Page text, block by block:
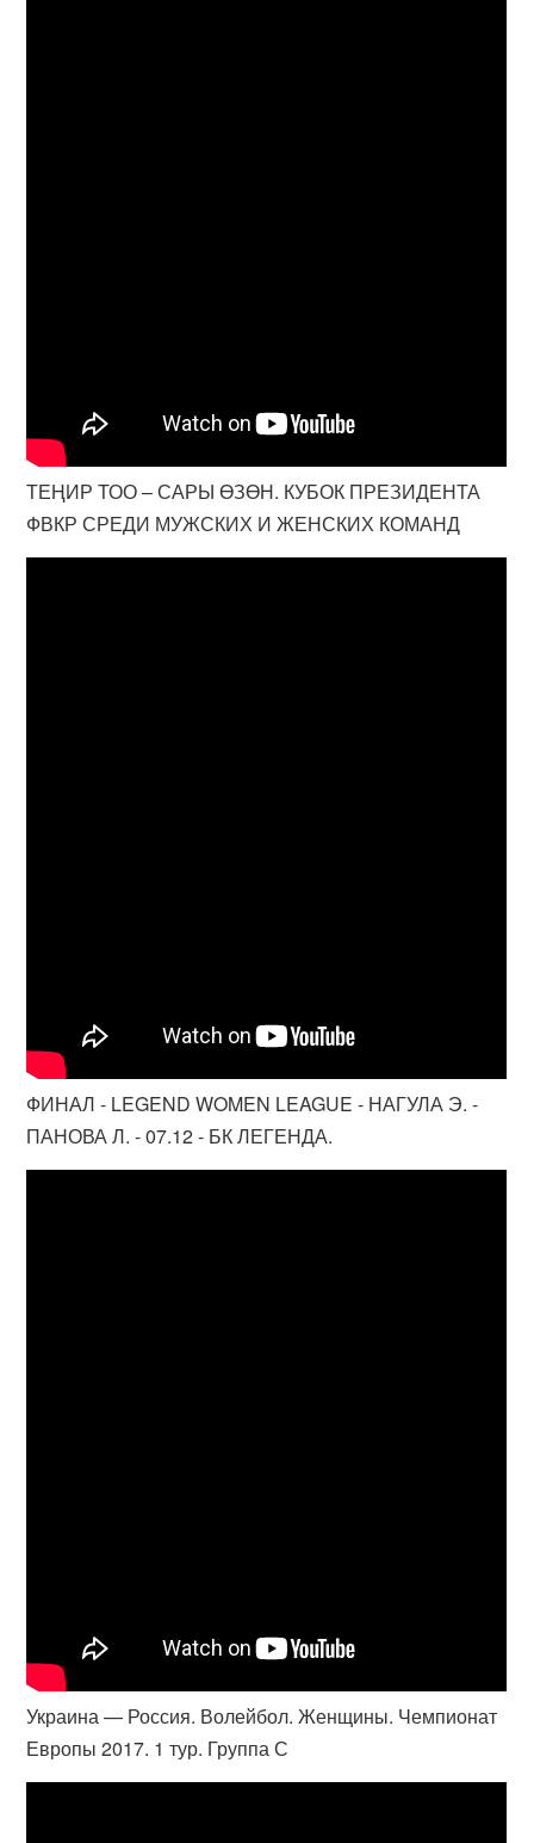
ТЕҢИР ТОО – САРЫ ӨЗӨН. КУБОК ПРЕЗИДЕНТА
ФВКР СРЕДИ МУЖСКИХ И ЖЕНСКИХ КОМАНД
ФИНАЛ - LEGEND WOMEN LEAGUE - НАГУЛА Э. -
ПАНОВА Л. - 07.12 - БК ЛЕГЕНДА.
Украина — Россия. Волейбол. Женщины. Чемпионат
Европы 2017. 1 тур. Группа С